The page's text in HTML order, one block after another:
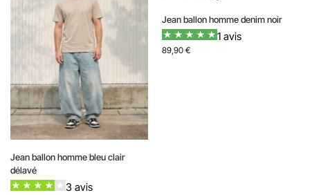
Jean ballon homme bleu clair
délavé
3 avis
Jean ballon homme denim noir
1 avis
89,90 €